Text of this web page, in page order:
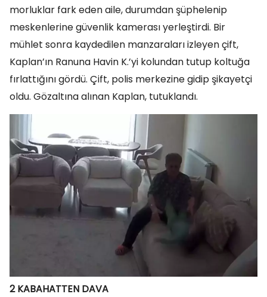
morluklar fark eden aile, durumdan şüphelenip
meskenlerine güvenlik kamerası yerleştirdi. Bir
mühlet sonra kaydedilen manzaraları izleyen çift,
Kaplan’ın Ranuna Havin K.’yi kolundan tutup koltuğa
fırlattığını gördü. Çift, polis merkezine gidip şikayetçi
oldu. Gözaltına alınan Kaplan, tutuklandı.
2 KABAHATTEN DAVA